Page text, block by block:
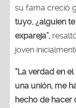
su fama creció
tuyo, ¿alguien
expareja”,
joven
“La verdad en
una unión, me
hecho de hacer